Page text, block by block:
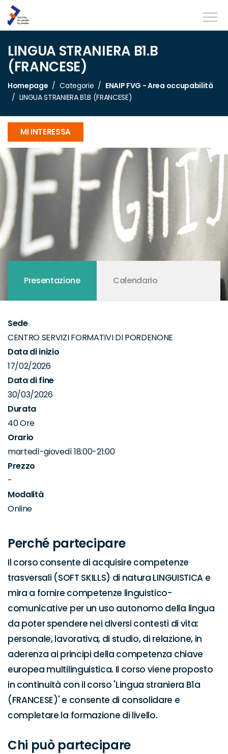
LINGUA STRANIERA B1.B
(FRANCESE)
Homepage Categorie
ENAIP FVG - Area occupabilità
LINGUA STRANIERA B1.B (FRANCESE)
MI INTERESSA
Presentazione Calendario
Sede
CENTRO SERVIZI FORMATIVI DI PORDENONE
Data di inizio
17/02/2026
Data di fine
30/03/2026
Durata
40 Ore
Orario
martedì-giovedì 18:00-21:00
Prezzo
-
Modalità
Online
Perché partecipare
Il corso consente di acquisire competenze
trasversali (SOFT SKILLS) di natura LINGUISTICA e
mira a fornire competenze linguistico-
comunicative per un uso autonomo della lingua
da poter spendere nei diversi contesti di vita:
personale, lavorativa, di studio, di relazione, in
aderenza ai principi della competenza chiave
europea multilinguistica. Il corso viene proposto
in continuità con il corso 'Lingua straniera B1a
(FRANCESE)' e consente di consolidare e
completare la formazione di livello.
Chi può partecipare